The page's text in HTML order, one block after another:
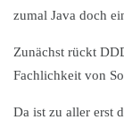
zumal Java doch
Zunächst rückt
Fachlichkeit von
Da ist zu aller erst